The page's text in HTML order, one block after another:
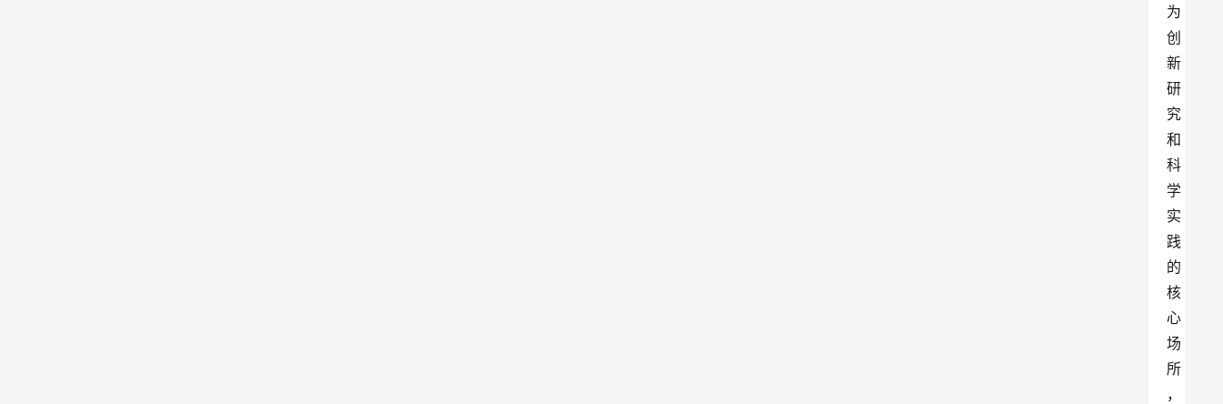
为
创
新
研
究
和
科
学
实
践
的
核
心
场
所
，